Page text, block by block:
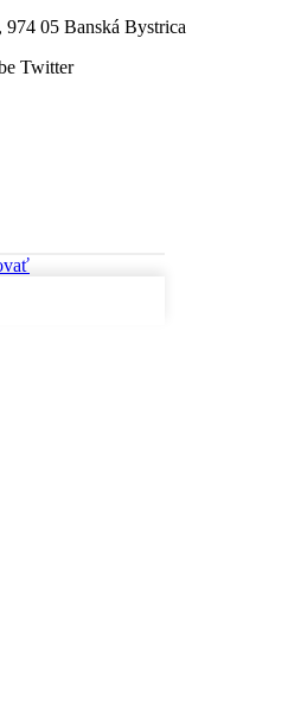
974 05 Banská Bystrica
Twitter